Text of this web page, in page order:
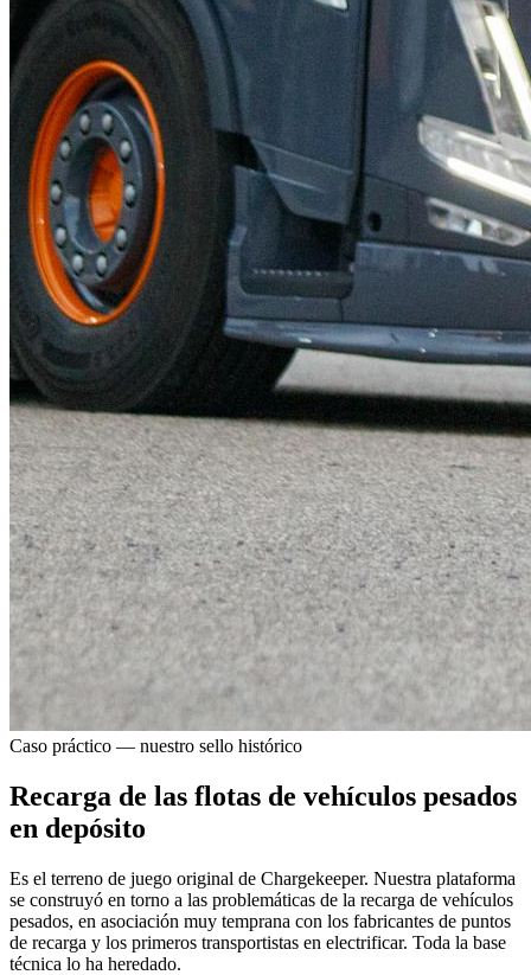
Caso práctico — nuestro sello histórico
Recarga de las flotas de vehículos pesados
en depósito
Es el terreno de juego original de Chargekeeper. Nuestra plataforma
se construyó en torno a las problemáticas de la recarga de vehículos
pesados, en asociación muy temprana con los fabricantes de puntos
de recarga y los primeros transportistas en electrificar. Toda la base
técnica lo ha heredado.